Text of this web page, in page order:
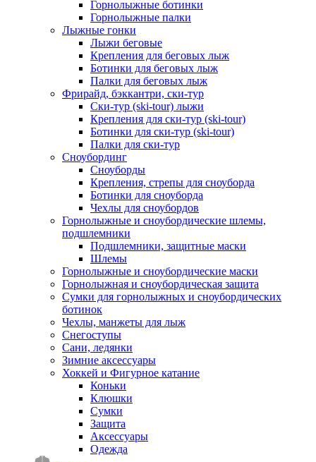
Горнолыжные ботинки
Горнолыжные палки
Лыжные гонки
Лыжи беговые
Крепления для беговых лыж
Ботинки для беговых лыж
Палки для беговых лыж
Фрирайд, бэккантри, ски-тур
Ски-тур (ski-tour) лыжи
Крепления для ски-тур (ski-tour)
Ботинки для ски-тур (ski-tour)
Палки для ски-тур
Сноубординг
Сноуборды
Крепления, стрепы для сноуборда
Ботинки для сноуборда
Чехлы для сноубордов
Горнолыжные и сноубордические шлемы,
подшлемники
Подшлемники, защитные маски
Шлемы
Горнолыжные и сноубордические маски
Горнолыжная и сноубордическая защита
Сумки для горнолыжных и сноубордических
ботинок
Чехлы, манжеты для лыж
Снегоступы
Сани, ледянки
Зимние аксессуары
Хоккей и Фигурное катание
Коньки
Клюшки
Сумки
Защита
Аксессуары
Одежда